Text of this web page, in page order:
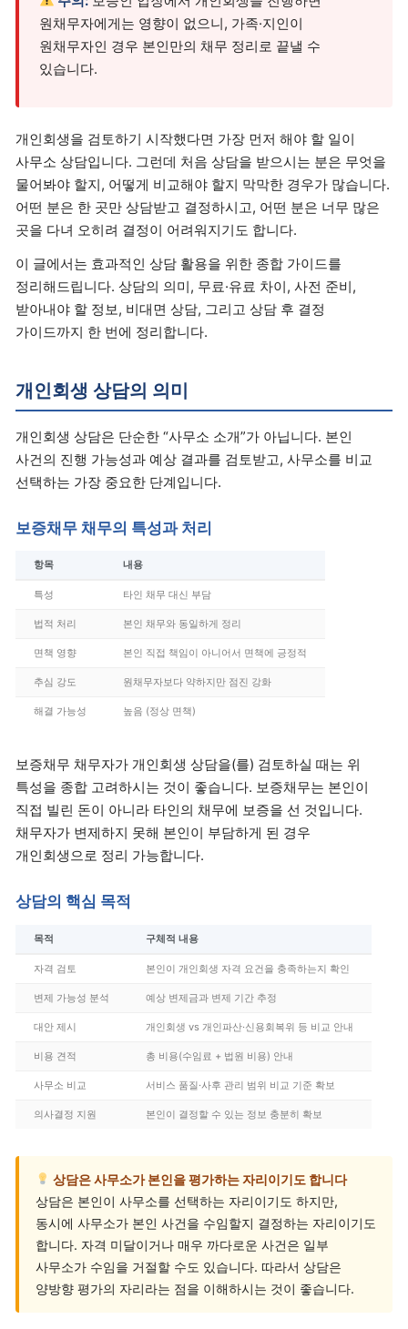
원채무자에게는 영향이 없으니, 가족·지인이
원채무자인 경우 본인만의 채무 정리로 끝낼 수
있습니다.
개인회생을 검토하기 시작했다면 가장 먼저 해야 할 일이
사무소 상담입니다. 그런데 처음 상담을 받으시는 분은 무엇을
물어봐야 할지, 어떻게 비교해야 할지 막막한 경우가 많습니다.
어떤 분은 한 곳만 상담받고 결정하시고, 어떤 분은 너무 많은
곳을 다녀 오히려 결정이 어려워지기도 합니다.
이 글에서는 효과적인 상담 활용을 위한 종합 가이드를
정리해드립니다. 상담의 의미, 무료·유료 차이, 사전 준비,
받아내야 할 정보, 비대면 상담, 그리고 상담 후 결정
가이드까지 한 번에 정리합니다.
개인회생 상담의 의미
개인회생 상담은 단순한 “사무소 소개”가 아닙니다. 본인
사건의 진행 가능성과 예상 결과를 검토받고, 사무소를 비교
선택하는 가장 중요한 단계입니다.
보증채무 채무의 특성과 처리
항목 내용
특성 타인 채무 대신 부담
법적 처리 본인 채무와 동일하게 정리
면책 영향 본인 직접 책임이 아니어서 면책에 긍정적
추심 강도 원채무자보다 약하지만 점진 강화
해결 가능성 높음 (정상 면책)
보증채무 채무자가 개인회생 상담을(를) 검토하실 때는 위
특성을 종합 고려하시는 것이 좋습니다. 보증채무는 본인이
직접 빌린 돈이 아니라 타인의 채무에 보증을 선 것입니다.
채무자가 변제하지 못해 본인이 부담하게 된 경우
개인회생으로 정리 가능합니다.
상담의 핵심 목적
목적 구체적 내용
자격 검토 본인이 개인회생 자격 요건을 충족하는지 확인
변제 가능성 분석 예상 변제금과 변제 기간 추정
대안 제시 개인회생 vs 개인파산·신용회복위 등 비교 안내
비용 견적 총 비용(수임료 + 법원 비용) 안내
사무소 비교 서비스 품질·사후 관리 범위 비교 기준 확보
의사결정 지원 본인이 결정할 수 있는 정보 충분히 확보
상담은 사무소가 본인을 평가하는 자리이기도 합니다
상담은 본인이 사무소를 선택하는 자리이기도 하지만,
동시에 사무소가 본인 사건을 수임할지 결정하는 자리이기도
합니다. 자격 미달이거나 매우 까다로운 사건은 일부
사무소가 수임을 거절할 수도 있습니다. 따라서 상담은
양방향 평가의 자리라는 점을 이해하시는 것이 좋습니다.